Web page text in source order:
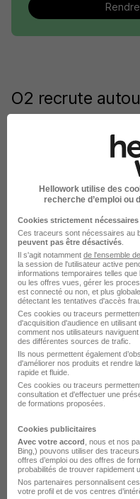
O2 recrute
O2 Guidel
O2 Lorient
O2 Plescop
Voir plus
L'emploi chez
O2 Paris
O2 Manosque
O2 Chambéry
O2 Marseille
O2 Bonneville
Hellowork utilise des
recherche d’emploi ou
Cookies strictement nécessaires
Ces traceurs sont nécessaires au
peuvent pas être désactivés
Il s'agit notamment de l'ensemble
la session de l'utilisateur active
informations temporaires telles
ou les offres vues, gérer les
est connecté ou non, et plus
détectant les tentatives d'accès
Ces cookies ou traceurs
d'acquisition d'audience en
comment nos utilisateurs
des différentes sources de trafic.
Ils nous permettent également
d'améliorer nos produits et rendre
rapide et fluide.
Ces cookies ou traceurs
consultation et d'effectuer une
de formations proposées.
Cookies publicitaires
Avec votre accord , nous et nos
Bing,) pouvons utiliser des
offres d’emploi ou des offres de
probabilités de trouver rapidement
Nos partenaires personnalisent
votre profil et de vos centres